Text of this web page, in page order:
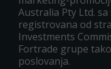
Australia Pty Ltd.
registrovana od
Investments
Fortrade grupe
poslovanja.